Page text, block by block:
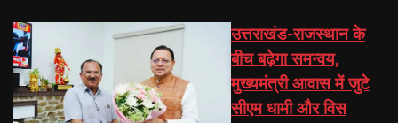
उत्तराखंड-राजस्थान के
बीच बढ़ेगा समन्वय,
मुख्यमंत्री आवास में जुटे
सीएम धामी और विस